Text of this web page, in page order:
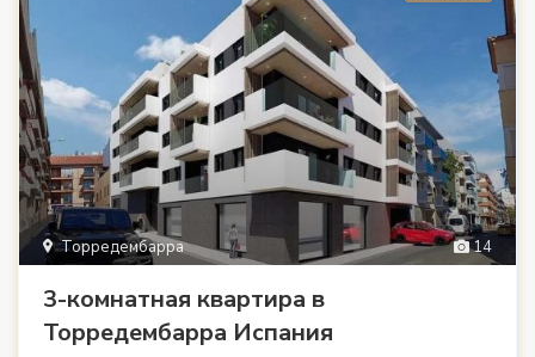
14
Торредембарра
3-комнатная квартира в
Торредембарра Испания